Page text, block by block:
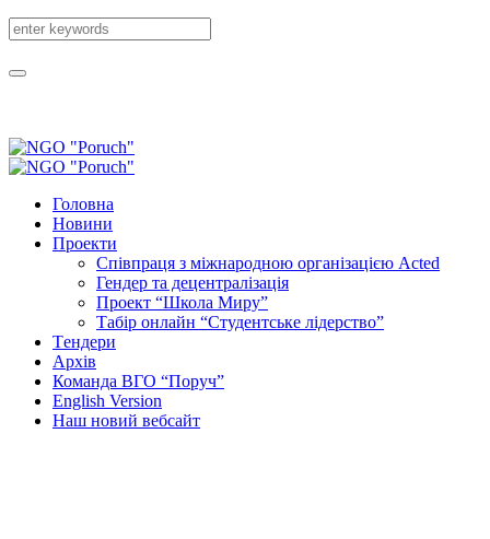
Головна
Новини
Проекти
Співпраця з міжнародною організацією Acted
Гендер та децентралізація
Проект “Школа Миру”
Табір онлайн “Студентське лідерство”
Tендери
Архів
Команда ВГО “Поруч”
English Version
Наш новий вебсайт